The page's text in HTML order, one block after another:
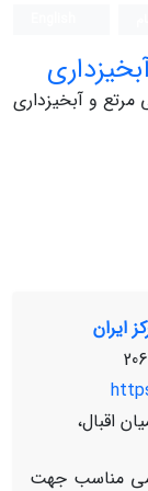
و آبخیزداری
ایران
اقبال،
مناسب جهت